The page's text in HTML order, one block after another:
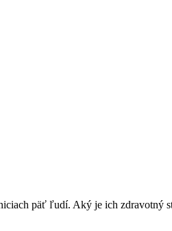
päť ľudí. Aký je ich zdravotný